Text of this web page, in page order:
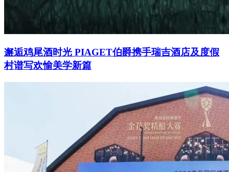
邂逅鸡尾酒时光 PIAGET伯爵携手瑞吉酒店及度假
村谱写欢愉美学新篇